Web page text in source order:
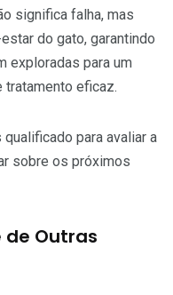
significa falha, mas
do gato, garantindo
exploradas para um
eficaz.
para avaliar a
sobre os próximos
de Outras